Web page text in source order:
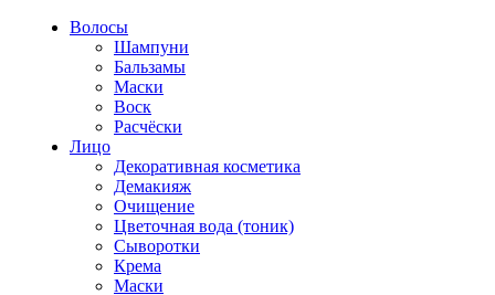
Волосы
Шампуни
Бальзамы
Маски
Воск
Расчёски
Лицо
Декоративная косметика
Демакияж
Очищение
Цветочная вода (тоник)
Сыворотки
Крема
Маски